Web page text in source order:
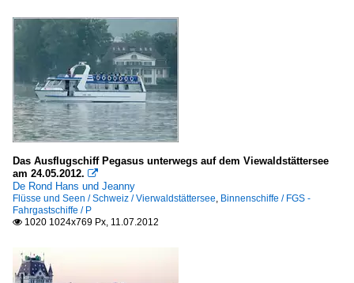
Das Ausflugschiff Pegasus unterwegs auf dem Viewaldstättersee
am 24.05.2012. 
De Rond Hans und Jeanny
Flüsse und Seen / Schweiz / Vierwaldstättersee, Binnenschiffe / FGS -
Fahrgastschiffe / P
 1020 1024x769 Px, 11.07.2012